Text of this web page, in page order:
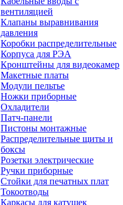
вентиляцией
Клапаны выравнивания
давления
Коробки распределительные
Корпуса для РЭА
Кронштейны для видеокамер
Макетные платы
Модули пельтье
Ножки приборные
Охладители
Патч-панели
Пистоны монтажные
Распределительные щиты и
боксы
Розетки электрические
Ручки приборные
Стойки для печатных плат
Токоотводы
Каркасы для катушек